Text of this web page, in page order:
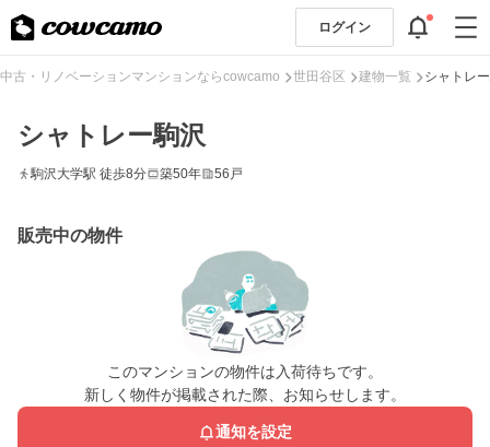
ログイン
中古・リノベーションマンションならcowcamo 世田谷区 建物一覧 シャトレ
シャトレー駒沢
駒沢大学駅 徒歩8分 築50年 56戸
販売中の物件
このマンションの物件は入荷待ちです。
新しく物件が掲載された際、お知らせします。
通知を設定